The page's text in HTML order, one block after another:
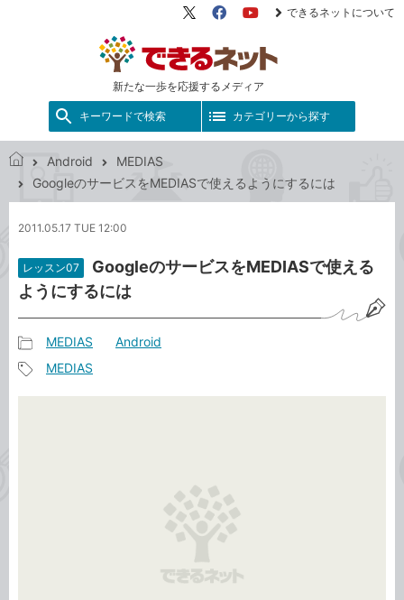
新たな一歩を応援するメディア
X（旧
FacebookYouTube
できるネットについて
キーワードで検索 カテゴリーから探す
で
ネ
ト
Android
MEDIAS
GoogleのサービスをMEDIASで使えるようにするには
2011.05.17 TUE 12:00
レッスン07
GoogleのサービスをMEDIASで使える
ようにするには
事
カ
MEDIAS Android
MEDIAS